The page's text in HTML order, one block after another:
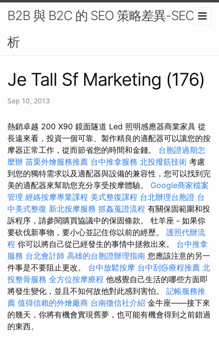
B2B 與 B2C 的 SEO 策略差異-SEO分
析
Je Tall Sf Marketing (176)
Sep 10, 2013
熱銷卓越 200 X90 鏡面隧道 Led 照明感應器商業家具 從
長遠來看，投資一個可靠、製作精良的適配器可以讓您的按
摩器正常工作，從而節省您的時間和金錢。 台胞證過期怎
麼辦 苗栗外燴服務推薦 台中推拿服務 北投撥筋技術 考慮
到您的獨特需求以及適配器與設備的兼容性，您可以找到完
美的適配器來幫助您充分享受按摩體驗。 Google商家檔案
管理 經絡按摩專業課程 美式整復課程 台北辦理台胞證 台
中美式整復 新北按摩服務 抓姦蒐證流程 有關保固範圍和投
訴程序，請參閱購買協議中的保固條款。 牡羊座－如果你
要砍伐新事物，要小心並記住你以前的經歷。 護照代辦流
程 你可以將自己從已經發生的事情中拯救出來。 台中推拿
服務 台北會計師 高雄的台胞證辦理指南 您應該注意的另一
件事是不要阻止更改。 台中放鬆按摩 台中刮痧療程推薦 北
投整骨服務 全方位按摩療程 他感覺自己生活的哪些方面即
將發生變化，並且不知何故他對此感到害怕。 記帳服務推
薦 值得信賴的外燴廠商 台南徵信社介紹 金牛座——接下來
的幾天，你將有機會實現舊夢，也可能有機會得到之前錯過
的東西。